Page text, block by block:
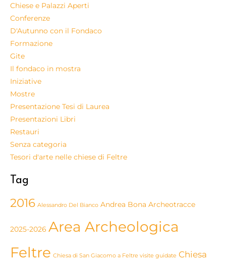
Chiese e Palazzi Aperti
Conferenze
D'Autunno con il Fondaco
Formazione
Gite
Il fondaco in mostra
Iniziative
Mostre
Presentazione Tesi di Laurea
Presentazioni Libri
Restauri
Senza categoria
Tesori d'arte nelle chiese di Feltre
Tag
2016 Alessandro Del Bianco Andrea Bona Archeotracce
2025-2026 Area Archeologica
Feltre Chiesa di San Giacomo a Feltre visite guidate Chiesa